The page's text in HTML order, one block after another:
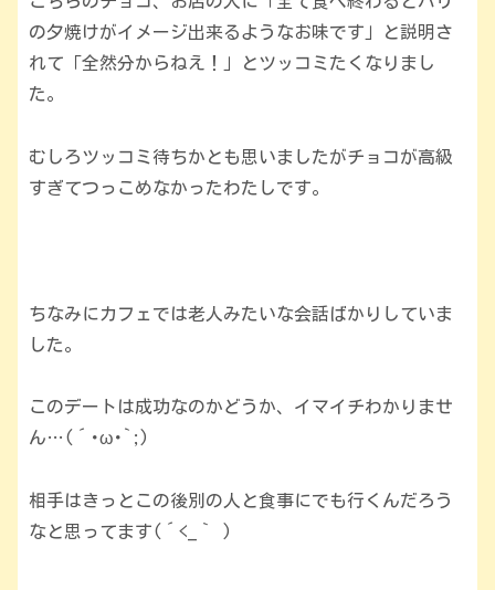
の夕焼けがイメージ出来るようなお味です」と説明さ
れて「全然分からねえ！」とツッコミたくなりまし
た。
むしろツッコミ待ちかとも思いましたがチョコが高級
すぎてつっこめなかったわたしです。
ちなみにカフェでは老人みたいな会話ばかりしていま
した。
このデートは成功なのかどうか、イマイチわかりませ
ん…(´･ω･`;)
相手はきっとこの後別の人と食事にでも行くんだろう
なと思ってます(´<_｀ )